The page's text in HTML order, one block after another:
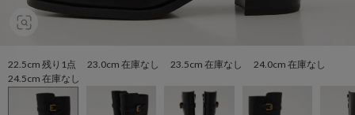
22.5cm 残り1点 23.0cm 在庫なし 23.5cm 在庫なし 24.0cm 在庫なし
24.5cm 在庫なし